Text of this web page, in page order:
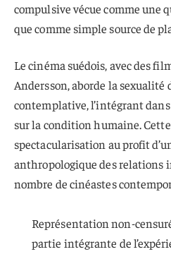
compulsive vécue comme
que comme simple source de
Le cinéma suédois, avec des
Andersson, aborde la sexualité
contemplative, l’intégrant
sur la condition humaine.
spectacularisation au profit
anthropologique des relations
nombre de cinéastes
Représentation non-
partie intégrante de